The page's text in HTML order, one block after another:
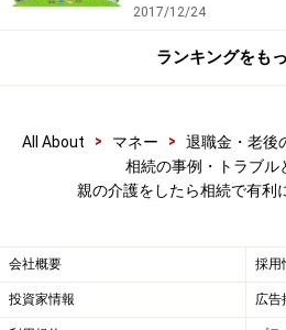
1/2
2017/12/24
ランキングをも
All About > マネー > 退職金・老後
相続の事例・トラブル
親の介護をしたら相続で有利
会社概要 採用
投資家情報 広告